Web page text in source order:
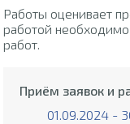
Работы оценивает
работой необходимо
работ.
Приём заявок и
01.09.2024 -